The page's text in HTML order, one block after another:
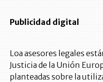
Publicidad digital
Loa asesores legales
Justicia de la Unión
planteadas sobre la